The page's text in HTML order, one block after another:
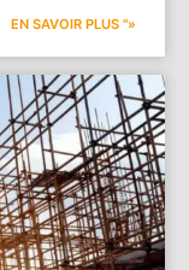
EN SAVOIR PLUS "»